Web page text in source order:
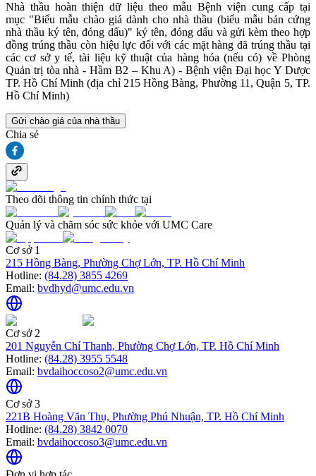
Nhà thầu hoàn thiện dữ liệu theo mẫu Bệnh viện cung cấp tại
mục "Biểu mẫu chào giá dành cho nhà thầu (biểu mẫu bản cứng
nhà thầu ký tên, đóng dấu)" ký tên, đóng dấu và gửi kèm theo hợp
đồng trúng thầu còn hiệu lực đối với các mặt hàng đã trúng thầu tại
các cơ sở y tế, tài liệu kỹ thuật của hàng hóa (nếu có) về Phòng
Quản trị tòa nhà - Hầm B2 – Khu A) - Bệnh viện Đại học Y Dược
TP. Hồ Chí Minh (địa chỉ 215 Hồng Bàng, Phường 11, Quận 5, TP.
Hồ Chí Minh)
Gửi chào giá của nhà thầu
Chia sẻ
Theo dõi thông tin chính thức tại
Quản lý và chăm sóc sức khỏe với UMC Care
Cơ sở 1
215 Hồng Bàng, Phường Chợ Lớn, TP. Hồ Chí Minh
Hotline: (84.28) 3855 4269
Email: bvdhyd@umc.edu.vn
Cơ sở 2
201 Nguyễn Chí Thanh, Phường Chợ Lớn, TP. Hồ Chí Minh
Hotline: (84.28) 3955 5548
Email: bvdaihoccoso2@umc.edu.vn
Cơ sở 3
221B Hoàng Văn Thụ, Phường Phú Nhuận, TP. Hồ Chí Minh
Hotline: (84.28) 3842 0070
Email: bvdaihoccoso3@umc.edu.vn